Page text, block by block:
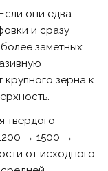
они едва
и сразу
заметных
крупного зерна к
твёрдого
→ 1500 →
от исходного